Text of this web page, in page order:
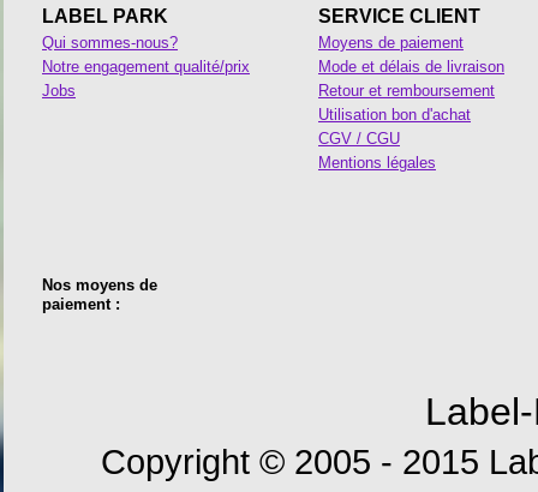
LABEL PARK
Qui sommes-nous?
Notre engagement qualité/prix
Jobs
SERVICE CLIENT
Moyens de paiement
Mode et délais de livraison
Retour et remboursement
Utilisation bon d'achat
CGV / CGU
Mentions légales
Nos moyens de
paiement :
Copyright © 2005 - 2015